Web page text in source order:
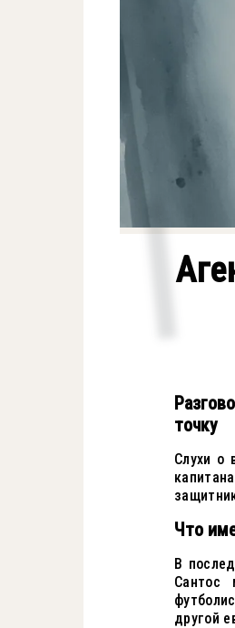
точку
Слухи о
Что
В
Сантос
другой